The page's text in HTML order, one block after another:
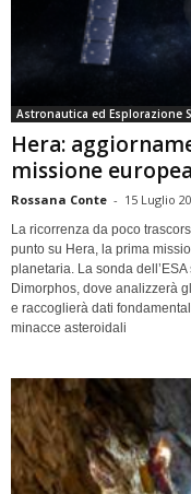
Astronautica ed Esplorazione
Hera:
missione
Rossana Conte - 15 Luglio
La ricorrenza da poco
punto su Hera, la prima
planetaria. La sonda
Dimorphos, dove analizzerà
e raccoglierà dati
minacce asteroidali